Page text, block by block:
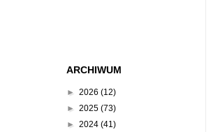
ARCHIWUM
► 2026 (12)
► 2025 (73)
► 2024 (41)